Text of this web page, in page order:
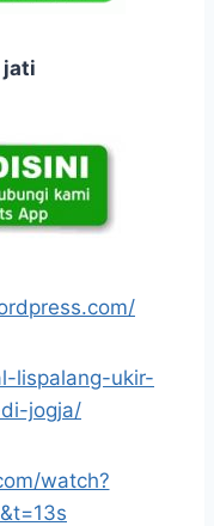
jati
lispalang-ukir-
jogja/
watch?